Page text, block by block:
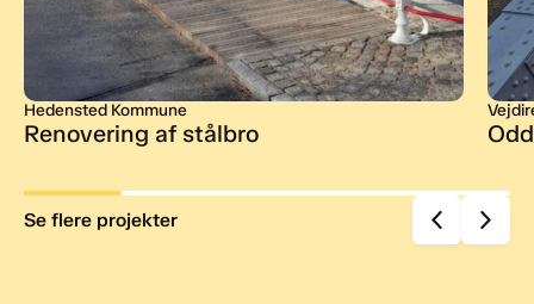
Se flere projekter
Hedensted Kommune
Renovering af stålbro